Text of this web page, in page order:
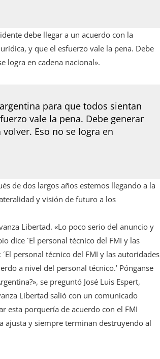
debe llegar a un acuerdo con la
y que el esfuerzo vale la pena. Debe
logra en cadena nacional».
para que todos sientan
vale la pena. Debe generar
Eso no se logra en
de dos largos años estemos llegando a la
y visión de futuro a los
Libertad. «Lo poco serio del anuncio y
dice ´El personal técnico del FMI y las
personal técnico del FMI y las autoridades
a nivel del personal técnico.’ Pónganse
se preguntó José Luis Espert,
Libertad salió con un comunicado
esta porquería de acuerdo con el FMI
ajusta y siempre terminan destruyendo al